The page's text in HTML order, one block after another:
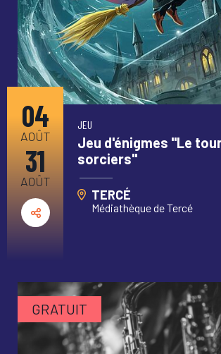
04
AOÛT
31
AOÛT
JEU
Jeu d'énigmes "Le
sorciers"
TERCÉ
Médiathèque de Tercé
GRATUIT